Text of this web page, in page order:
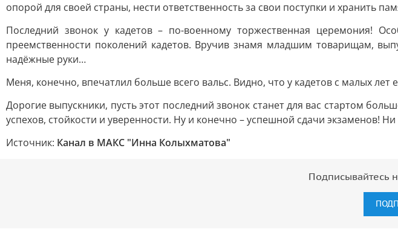
опорой для своей страны, нести ответственность за свои поступки и хранить
Последний звонок у кадетов – по-военному торжественная церемония!
преемственности поколений кадетов. Вручив знамя младшим товарищам,
надёжные руки…
Меня, конечно, впечатлил больше всего вальс. Видно, что у кадетов с малых лет
Дорогие выпускники, пусть этот последний звонок станет для вас стартом
успехов, стойкости и уверенности. Ну и конечно – успешной сдачи экзаменов!
Источник: Канал в МАКС "Инна Колыхматова"
Подписывайтесь